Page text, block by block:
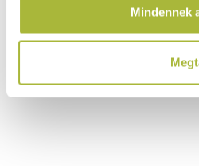
Mindennek
06 (1) 770 1100